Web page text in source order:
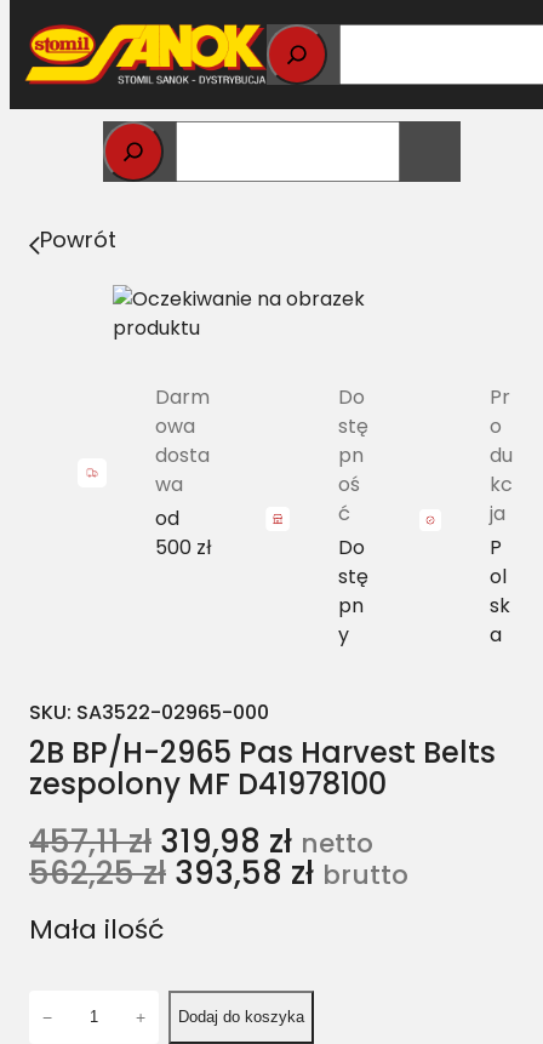
Przejdź
do
treści
Strona główna>
zespolony MF D41978100
Powrót
Darm
owa
dosta
wa
od
500 zł
Do
stę
pn
oś
ć
Do
stę
pn
y
Pr
o
du
kc
ja
P
ol
sk
a
SKU: SA3522-02965-000
2B BP/H-2965 Pas Harvest Belts
zespolony MF D41978100
457,11zł 319,98 zł netto
562,25zł 393,58 zł brutto
Mała ilość
− + Dodaj do koszyka